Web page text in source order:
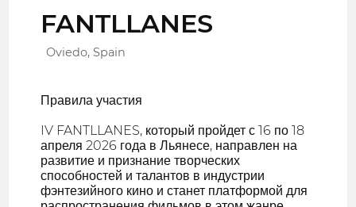
FANTLLANES
Oviedo, Spain
Правила участия
IV FANTLLANES, который пройдет с 16 по 18
апреля 2026 года в Льянесе, направлен на
развитие и признание творческих
способностей и талантов в индустрии
фэнтезийного кино и станет платформой для